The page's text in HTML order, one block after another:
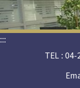
:::
TEL : 04-